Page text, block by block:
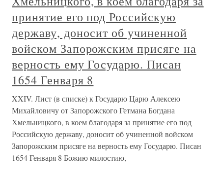
принятие его под Российскую
державу, доносит об учиненной
войском Запорожским присяге на
верность ему Государю. Писан
1654 Генваря 8
XXIV. Лист (в списке) к Государю Царю Алексею
Михайловичу от Запорожского Гетмана Богдана
Хмельницкого, в коем благодаря за принятие его под
Российскую державу, доносит об учиненной войском
Запорожским присяге на верность ему Государю. Писан
1654 Генваря 8 Божию милостию,